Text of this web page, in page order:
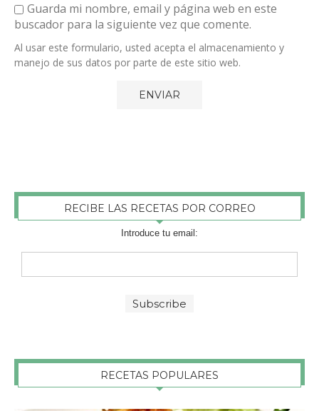
Guarda mi nombre, email y página web en este
buscador para la siguiente vez que comente.
Al usar este formulario, usted acepta el almacenamiento y
manejo de sus datos por parte de este sitio web.
RECIBE LAS RECETAS POR CORREO
Introduce tu email:
RECETAS POPULARES